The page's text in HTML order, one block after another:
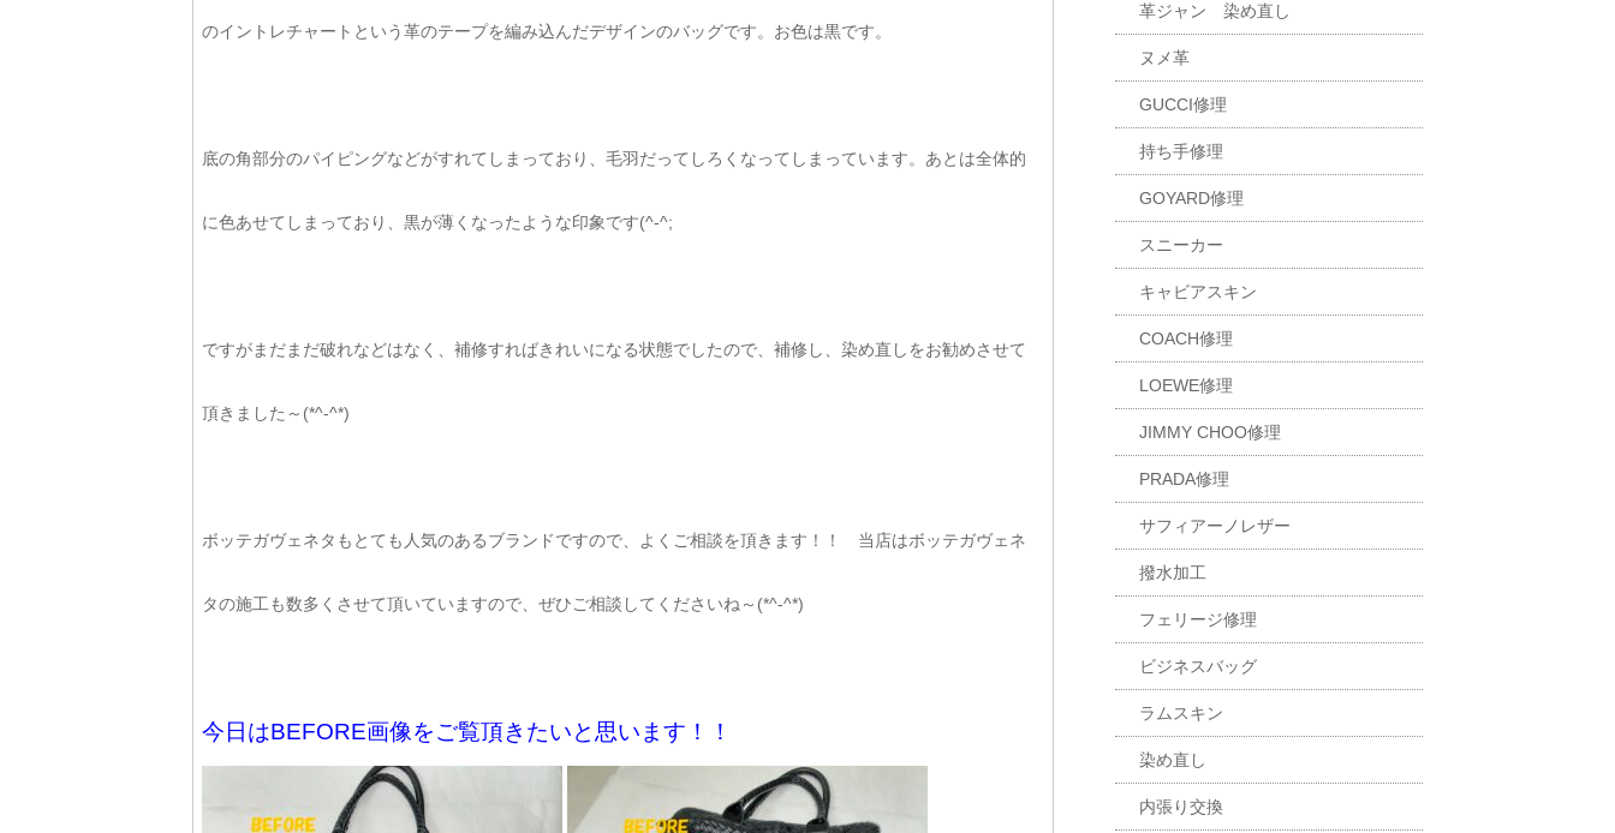
のイントレチャートという革のテープを編み込んだデザインのバッグです。お色は黒です。
底の角部分のパイピングなどがすれてしまっており、毛羽だってしろくなってしまっています。あとは全体的
に色あせてしまっており、黒が薄くなったような印象です(^-^;
ですがまだまだ破れなどはなく、補修すればきれいになる状態でしたので、補修し、染め直しをお勧めさせて
頂きました～(*^-^*)
ボッテガヴェネタもとても人気のあるブランドですので、よくご相談を頂きます！！ 当店はボッテガヴェネ
タの施工も数多くさせて頂いていますので、ぜひご相談してくださいね～(*^-^*)
今日はBEFORE画像をご覧頂きたいと思います！！
革ジャン 染め直し
ヌメ革
GUCCI修理
持ち手修理
GOYARD修理
スニーカー
キャビアスキン
COACH修理
LOEWE修理
JIMMY CHOO修理
PRADA修理
サフィアーノレザー
撥水加工
フェリージ修理
ビジネスバッグ
ラムスキン
染め直し
内張り交換